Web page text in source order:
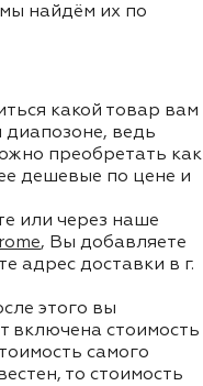
найдём их по
какой товар вам
ведь
преобретать как
дешевые по цене и
или через наше
, Вы добавляете
адрес доставки в г.
этого вы
включена стоимость
самого
то стоимость